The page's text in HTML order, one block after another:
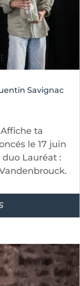
Savignac
ta
le 17 juin
Lauréat :